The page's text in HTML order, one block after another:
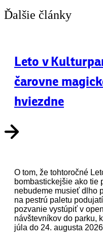
Ďalšie články
Leto v
čarovne
hviezdne
O tom, že tohtoročné
bombastickejšie ako tie
nebudeme musieť dlho
na pestrú paletu
pozvanie vystúpiť v
návštevníkov do parku,
júla do 24. augusta